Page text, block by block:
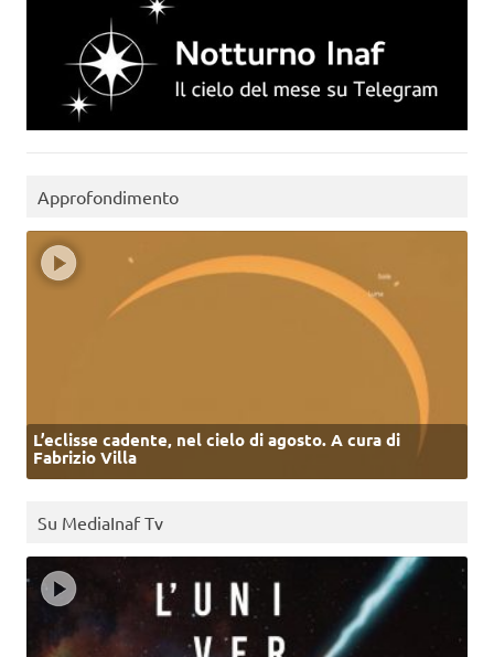
Approfondimento
L’eclisse cadente, nel cielo di agosto. A cura di
Fabrizio Villa
Su MediaInaf Tv